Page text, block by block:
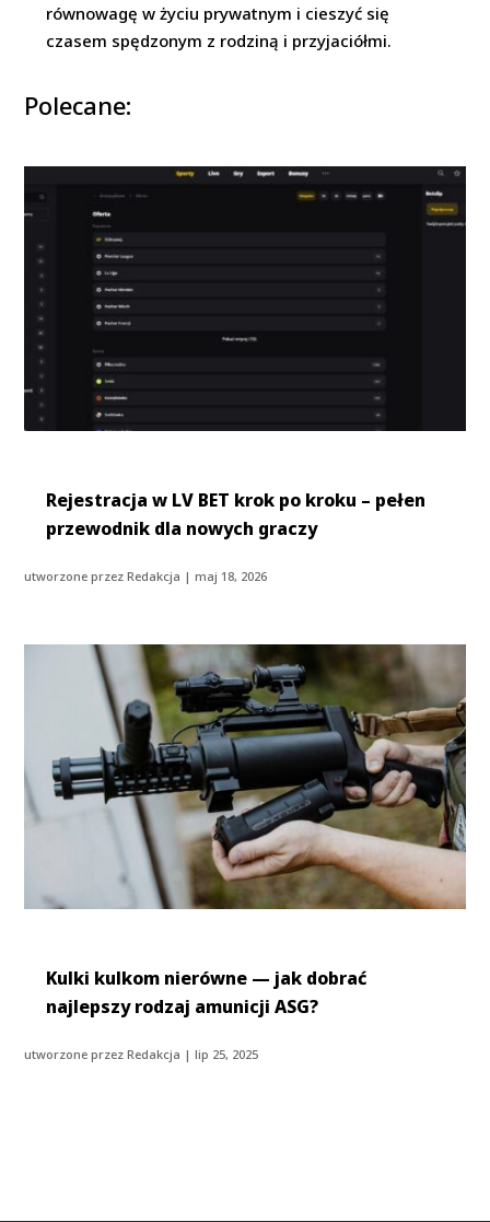
równowagę w życiu prywatnym i cieszyć się
czasem spędzonym z rodziną i przyjaciółmi.
Polecane:
Rejestracja w LV BET krok po kroku – pełen
przewodnik dla nowych graczy
utworzone przezRedakcja |maj 18, 2026
Kulki kulkom nierówne — jak dobrać
najlepszy rodzaj amunicji ASG?
utworzone przezRedakcja |lip 25, 2025